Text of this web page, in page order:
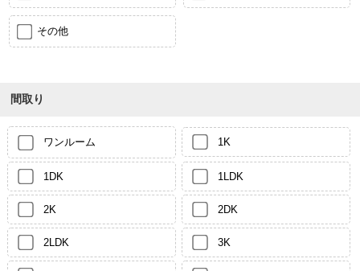
その他
間取り
ワンルーム 1K
1DK 1LDK
2K 2DK
2LDK 3K